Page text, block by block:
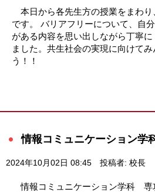
本日から各先生方の授業をまわり
です。 バリアフリーについて、自
がある内容を思い出しながら丁寧
ました。共生社会の実現に向けて
う！！
情報コミュニケーション
2024年10月02日 08:45 投稿者: 校長
情報コミュニケーション学科 専